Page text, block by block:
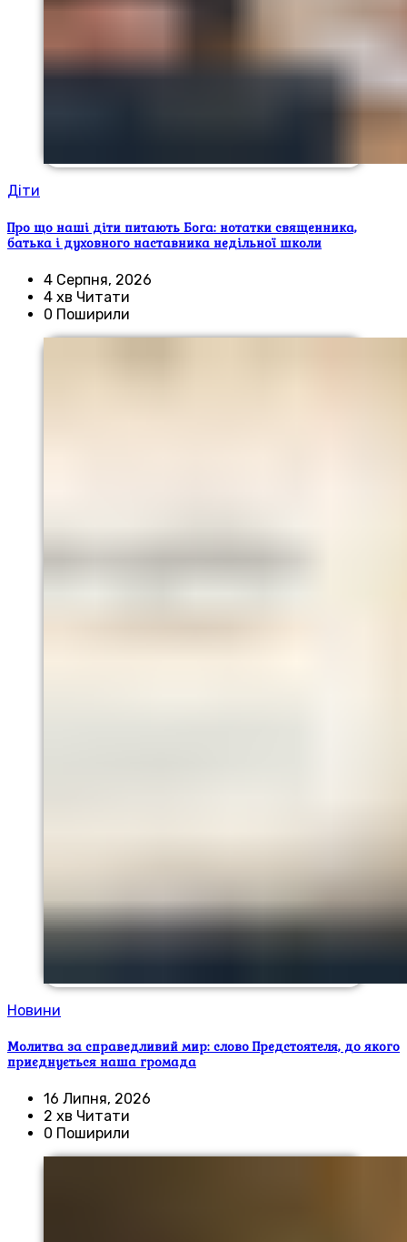
Діти
Про що наші діти питають Бога: нотатки священника,
батька і духовного наставника недільної школи
4 Серпня, 2026
4 хв Читати
0 Поширили
Новини
Молитва за справедливий мир: слово Предстоятеля, до якого
приєднується наша громада
16 Липня, 2026
2 хв Читати
0 Поширили